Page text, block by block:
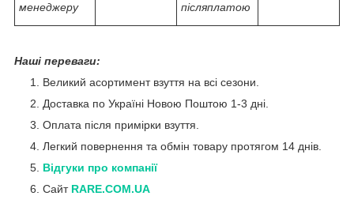
менеджеру
післяплатою
Наші переваги:
Великий асортимент взуття на всі сезони.
Доставка по Україні Новою Поштою 1-3 дні.
Оплата після примірки взуття.
Легкий повернення та обмін товару протягом 14 днів.
Відгуки про компанії
Сайт RARE.COM.UA